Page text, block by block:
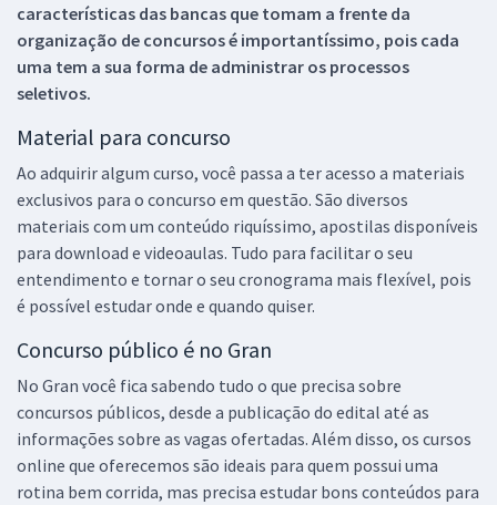
características das bancas que tomam a frente da
organização de concursos é importantíssimo, pois cada
uma tem a sua forma de administrar os processos
seletivos.
Material para concurso
Ao adquirir algum curso, você passa a ter acesso a materiais
exclusivos para o concurso em questão. São diversos
materiais com um conteúdo riquíssimo, apostilas disponíveis
para download e videoaulas. Tudo para facilitar o seu
entendimento e tornar o seu cronograma mais flexível, pois
é possível estudar onde e quando quiser.
Concurso público é no Gran
No Gran você fica sabendo tudo o que precisa sobre
concursos públicos, desde a publicação do edital até as
informações sobre as vagas ofertadas. Além disso, os cursos
online que oferecemos são ideais para quem possui uma
rotina bem corrida, mas precisa estudar bons conteúdos para